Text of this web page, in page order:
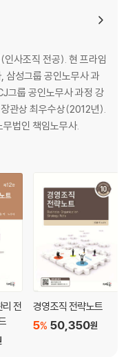
비교경영 연구
유형에 따른 인적자원관리
적 경쟁전략(generic co
패러다임
패러다임
resource manageme
모형, 1962)
략
Information System:
Resource Management)
사조직 전공). 현 프라임
삼성그룹 공인노무사 과
그룹 공인노무사 과정 강
관상 최우수상(2012년).
법인 책임노무사.
전
경영조직 전략노트
50,350원
5%